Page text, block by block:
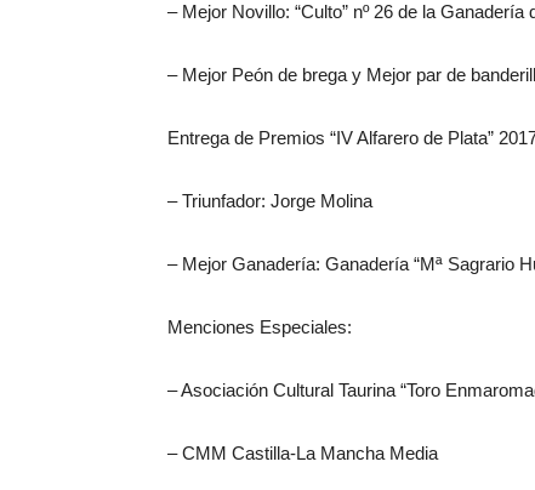
– Mejor Novillo: “Culto” nº 26 de la Ganadería
– Mejor Peón de brega y Mejor par de
Entrega de Premios “IV Alfarero de Plata”
– Triunfador: Jorge Molina
– Mejor Ganadería: Ganadería “Mª Sagrario
Menciones Especiales:
– Asociación Cultural Taurina “Toro
– CMM Castilla-La Mancha Media